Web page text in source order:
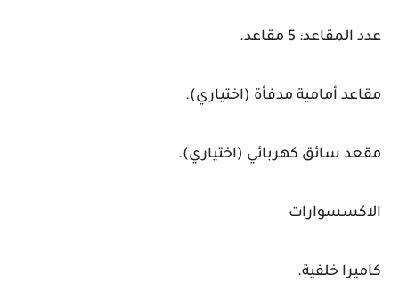
عدد المقاعد: 5 مقاعد.
مقاعد أمامية مدفأة (اختياري).
مقعد سائق كهربائي (اختياري).
الاكسسوارات
كاميرا خلفية.